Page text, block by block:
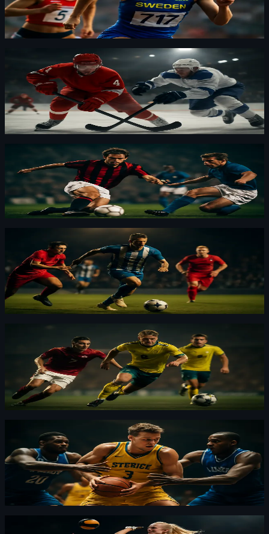
Grete Ahlberg är uttagen till EM i Birmingham efter en
tuff svacka. Hennes öppenhet om psykisk ohälsa får
Maja Forsberg 6 d sedan
Ryssland nekas spel i alla ishockey-mästerskap
2027
Från vårens öppning till total utfrysning. Jag tycker det
är ett politiskt ställningstagande som förändrar sporten.
By Maja Forsberg·6 d sedan
Franco Baresi död – slutet på en Milan-epok, en
legend lämnar
Jag såg honom spela. Han var Milan.
Oskar Nylund·6 d sedan
IFK Göteborg vann trots två missade straffar i
förlängning
IFK Göteborg missade två straffar men reste sig. De
vann dubbelmötet mot Levadia efter en het förlängning.
30 juli 2026
Danmark anställer Tommy Samuelsson som
förbundskapten
Danmark tar in Tommy Samuelsson på ett tvåårsavtal.
Jag ser det som ett klart statement om ambition.
Lars "Lansen" Kallström
Svensk trio lyfter Ghana till brons – Kap Verde-
debut
Ghana tog bronset med svensk hjälp. Kap Verde gjorde
sin första turnering och bidrog till dramatiken.
Maja Forsberg 30 juli 2026